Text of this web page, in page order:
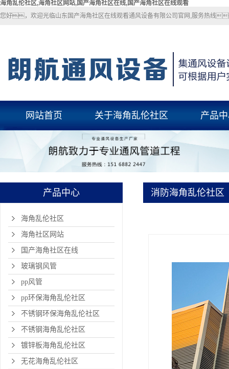
海角乱伦社区,海角社区网站,国产海角社区在线,国产海角社区在线观看
您好，欢迎光临山东国产海角社区在线观看通风设备有限公司官网,服务热线
网站首页 关于海角乱伦社区
关于海角乱伦社区
产品
玻璃钢风
产品中心
海角乱伦社区
海角社区网站
国产海角社区在线
玻璃钢风管
pp风管
pp环保海角乱伦社区
不锈钢环保海角乱伦社区
不锈钢海角乱伦社区
镀锌板海角乱伦社区
无花海角乱伦社区
消防海角乱伦社区